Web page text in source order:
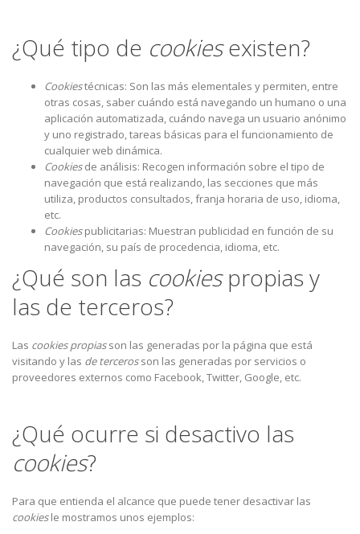
¿Qué tipo de cookiesexisten?
Cookiestécnicas: Son las más elementales y permiten, entre
otras cosas, saber cuándo está navegando un humano o una
aplicación automatizada, cuándo navega un usuario anónimo
y uno registrado, tareas básicas para el funcionamiento de
cualquier web dinámica.
Cookiesde análisis: Recogen información sobre el tipo de
navegación que está realizando, las secciones que más
utiliza, productos consultados, franja horaria de uso, idioma,
etc.
Cookiespublicitarias: Muestran publicidad en función de su
navegación, su país de procedencia, idioma, etc.
¿Qué son las cookiespropias y
las de terceros?
Las cookies propiasson las generadas por la página que está
visitando y las de tercerosson las generadas por servicios o
proveedores externos como Facebook, Twitter, Google, etc.
¿Qué ocurre si desactivo las
cookies?
Para que entienda el alcance que puede tener desactivar las
cookiesle mostramos unos ejemplos: